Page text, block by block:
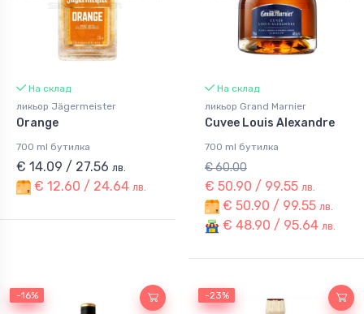
На склад
ликьор Jägermeister
Orange
700 ml бутилка
€ 14.09 / 27.56 лв.
€ 12.60 / 24.64 лв.
На склад
ликьор Grand Marnier
Cuvee Louis Alexandre
700 ml бутилка
€ 60.00
€ 50.90 / 99.55 лв.
€ 50.90 / 99.55 лв.
€ 48.90 / 95.64 лв.
-16%
-16% -23%
-23%